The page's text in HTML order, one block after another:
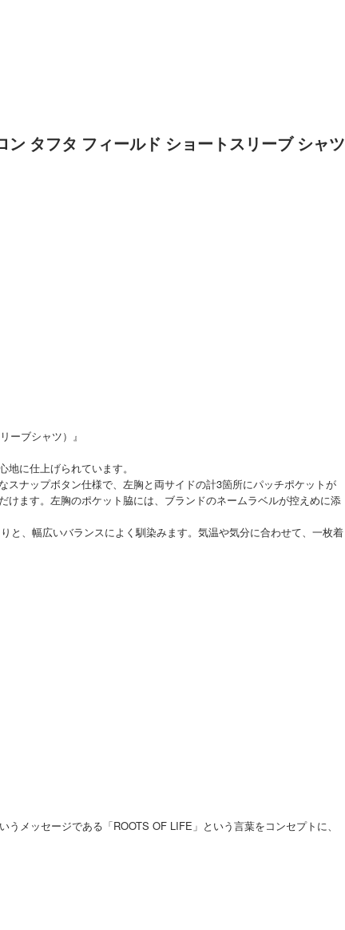
ン タフタ フィールド ショートスリーブ シャツ
ーブシャツ）』
に仕上げられています。
ナップボタン仕様で、左胸と両サイドの計3箇所にパッチポケットが
ます。左胸のポケット脇には、ブランドのネームラベルが控えめに添
と、幅広いバランスによく馴染みます。気温や気分に合わせて、一枚着
メッセージである「ROOTS OF LIFE」という言葉をコンセプトに、